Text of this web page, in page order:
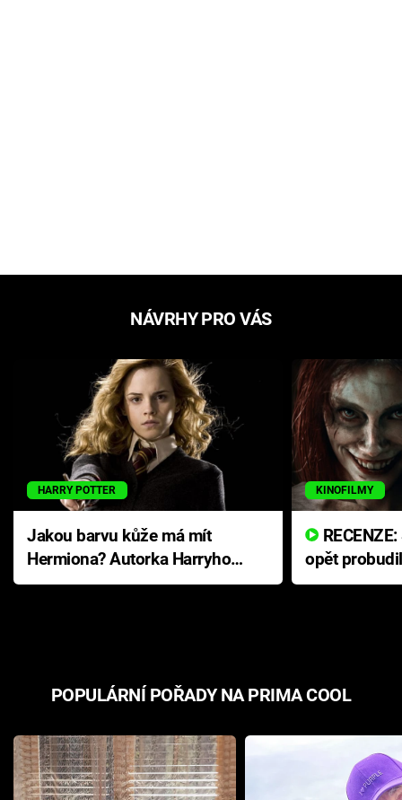
NÁVRHY PRO VÁS
HARRY POTTER
Jakou barvu kůže má mít
Hermiona? Autorka Harryho
Pottera přišla s ráznou
KINOFILMY
opět
přichází s
POPULÁRNÍ POŘADY NA PRIMA COOL